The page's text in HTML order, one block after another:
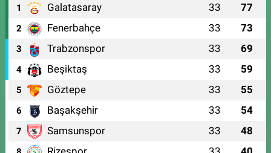
1 Galatasaray 33 77
2 Fenerbahçe 33 73
3 Trabzonspor 33 69
4 Beşiktaş 33 59
5 Göztepe 33 55
6 Başakşehir 33 54
7 Samsunspor 33 48